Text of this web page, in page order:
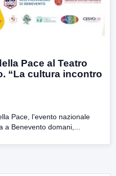
Pace al Teatro
“La cultura incontro
Pace, l’evento nazionale
a Benevento domani,...